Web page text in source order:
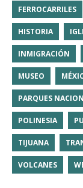
FERROCARRILES
HISTORIA
INMIGRACIÓN
MUSEO
PARQUES
POLINESIA
TIJUANA
VOLCANES